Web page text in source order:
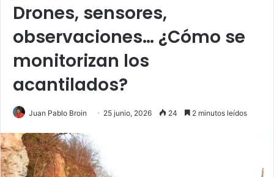
Drones, sensores,
observaciones… ¿Cómo se
monitorizan los
acantilados?
Juan Pablo Broin 25 junio, 2026 24 2 minutos leídos